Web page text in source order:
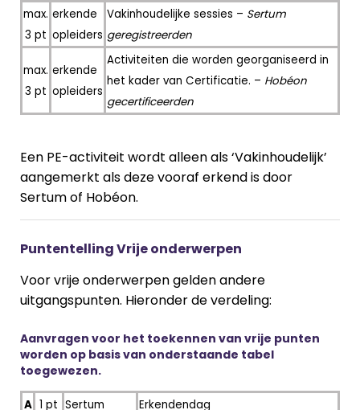
max.
3 pt
erkende
opleiders
Vakinhoudelijke sessies – Sertum
geregistreerden
max.
3 pt
erkende
opleiders
Activiteiten die worden georganiseerd in
het kader van Certificatie. – Hobéon
gecertificeerden
Een PE-activiteit wordt alleen als ‘Vakinhoudelijk’
aangemerkt als deze vooraf erkend is door
Sertum of Hobéon.
Puntentelling Vrije onderwerpen
Voor vrije onderwerpen gelden andere
uitgangspunten. Hieronder de verdeling:
Aanvragen voor het toekennen van vrije punten
worden op basis van onderstaande tabel
toegewezen.
A 1 pt Sertum Erkendendag